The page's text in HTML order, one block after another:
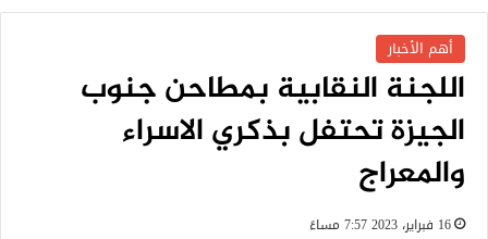
أهم الأخبار
اللجنة النقابية بمطاحن جنوب
الجيزة تحتفل بذكري الاسراء
والمعراج
16 فبراير، 2023 7:57 مساءً